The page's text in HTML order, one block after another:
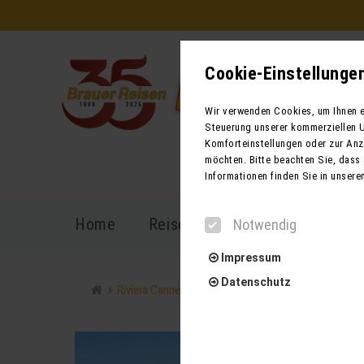
Home Reiseprogramm
Riviera Cannes Monte Carlo
Cookie-
Wir verwenden Cookies, um
Steuerung unserer kommerziellen
Komforteinstellungen oder zur
möchten. Bitte beachten Sie,
Informationen finden Sie in
Notwendig
Impressum
Datenschutz